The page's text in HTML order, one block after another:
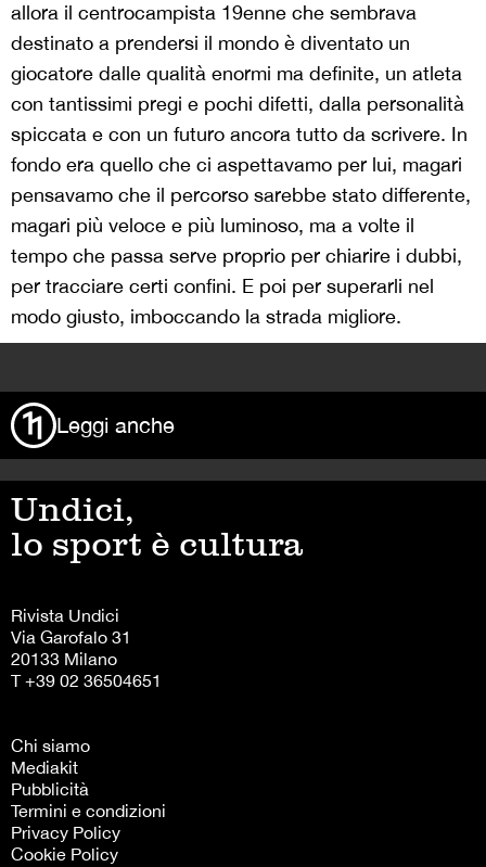
allora il centrocampista 19enne che sembrava
destinato a prendersi il mondo è diventato un
giocatore dalle qualità enormi ma definite, un atleta
con tantissimi pregi e pochi difetti, dalla personalità
spiccata e con un futuro ancora tutto da scrivere. In
fondo era quello che ci aspettavamo per lui, magari
pensavamo che il percorso sarebbe stato differente,
magari più veloce e più luminoso, ma a volte il
tempo che passa serve proprio per chiarire i dubbi,
per tracciare certi confini. E poi per superarli nel
modo giusto, imboccando la strada migliore.
Leggi anche
Undici,
lo sport è cultura
Rivista Undici
Via Garofalo 31
20133 Milano
T +39 02 36504651
Chi siamo
Mediakit
Pubblicità
Termini e condizioni
Privacy Policy
Cookie Policy